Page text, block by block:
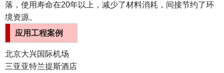
落，使用寿命在20年以上，减少了材料消耗，间接节约了环
境资源。
应用工程案例
北京大兴国际机场
三亚亚特兰提斯酒店